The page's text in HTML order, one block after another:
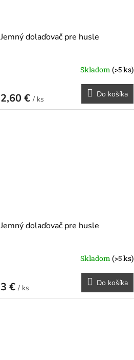
Jemný dolaďovač pre husle
Skladom (>5 ks)
2,60 € / ks
Do košíka
Jemný dolaďovač pre husle
Skladom (>5 ks)
3 € / ks
Do košíka